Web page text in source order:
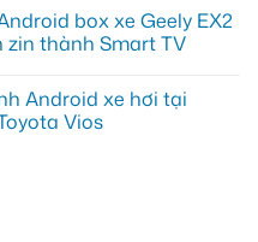
box xe Geely EX2
zin thành Smart TV
Android xe hơi tại
Vios